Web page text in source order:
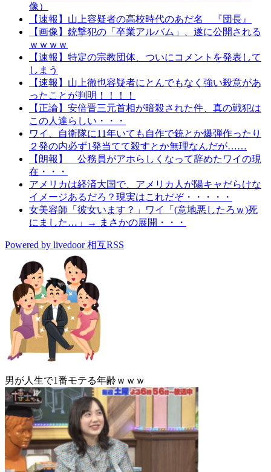
像）
【速報】山上容疑者の高校時代のあだ名 『団長』
【画像】銃撃犯の「卒業アルバム」、遂に公開される
ｗｗｗｗ
【速報】特定の宗教団体、ついにコメントを発表して
しまう
【速報】山上徹也容疑者にとんでもなく強い殺意があ
ったことが判明！！！！
【正論】安倍晋三元首相が暗殺された件、真の戦犯は
この人達らしい・・・
ワイ、自衛隊に11年いても自作で銃とか爆弾作ったり
２発の内必ず1発当てて殺すとか無理なんだが……
【朗報】 公務員がアホらしくなって辞めたワイの現
在・・・
アメリカは経済大国で、アメリカ人が陽キャだらけな
イメージあるだろ？現実はこれだぞ・・・・・
女美容師「彼女います？」ワイ「(意地悪したろｗ)死
にました…」→ まさかの展開・・・
Powered by livedoor 相互RSS
男が人生で1番モテる年齢ｗｗｗ